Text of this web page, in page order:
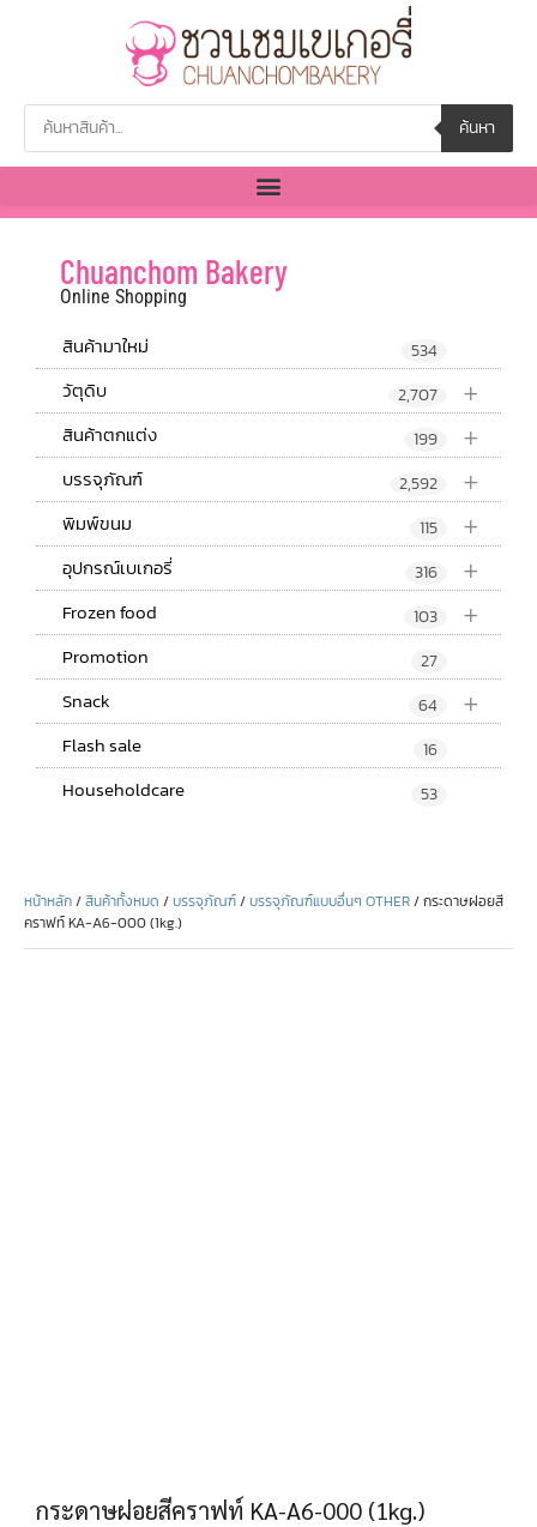
ค้นหา
Chuanchom Bakery
Online Shopping
สินค้ามาใหม่ 534
+
วัตุดิบ 2,707
+
สินค้าตกแต่ง 199
+
บรรจุภัณฑ์ 2,592
+
พิมพ์ขนม 115
+
อุปกรณ์เบเกอรี่ 316
+
Frozen food 103
Promotion 27
+
Snack 64
Flash sale 16
Householdcare 53
หน้าหลัก/สินค้าทั้งหมด /บรรจุภัณฑ์/บรรจุภัณฑ์แบบอื่นๆ OTHER/ กระดาษฝอยสี
คราฟท์ KA-A6-000 (1kg.)
กระดาษฝอยสีคราฟท์ KA-A6-000 (1kg.)